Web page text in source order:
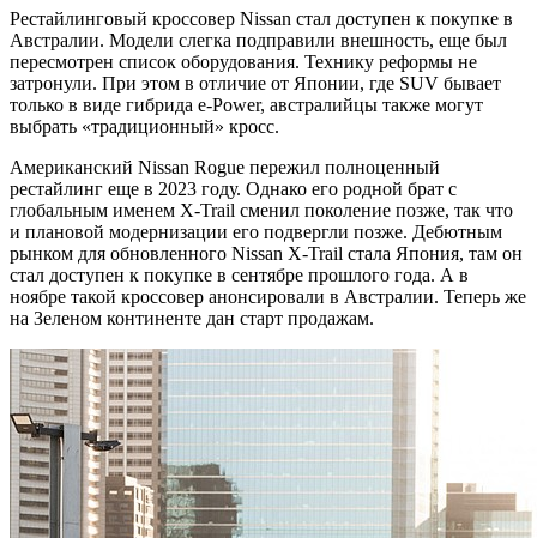
Рестайлинговый кроссовер Nissan стал доступен к покупке в
Австралии. Модели слегка подправили внешность, еще был
пересмотрен список оборудования. Технику реформы не
затронули. При этом в отличие от Японии, где SUV бывает
только в виде гибрида e-Power, австралийцы также могут
выбрать «традиционный» кросс.
Американский Nissan Rogue пережил полноценный
рестайлинг еще в 2023 году. Однако его родной брат с
глобальным именем X-Trail сменил поколение позже, так что
и плановой модернизации его подвергли позже. Дебютным
рынком для обновленного Nissan X-Trail стала Япония, там он
стал доступен к покупке в сентябре прошлого года. А в
ноябре такой кроссовер анонсировали в Австралии. Теперь же
на Зеленом континенте дан старт продажам.